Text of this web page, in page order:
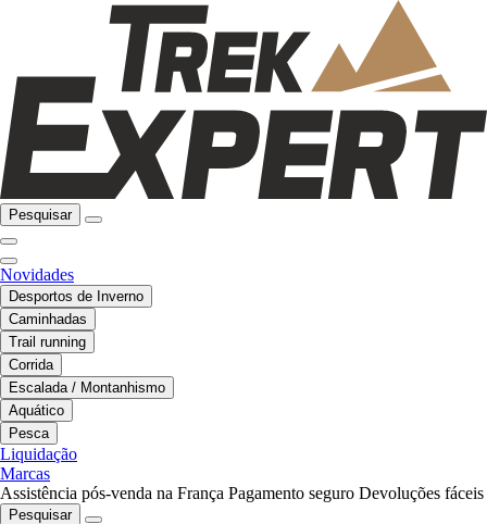
Pesquisar
Novidades
Desportos de Inverno
Caminhadas
Trail running
Corrida
Escalada / Montanhismo
Aquático
Pesca
Liquidação
Marcas
Assistência pós-venda na França Pagamento seguro Devoluções fáceis
Pesquisar